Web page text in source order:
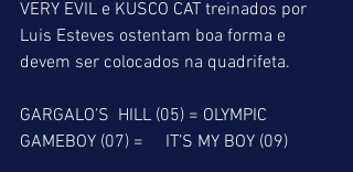
VERY EVIL e KUSCO CAT treinados por
Luis Esteves ostentam boa forma e
devem ser colocados na quadrifeta.
GARGALO’S  HILL (05) = OLYMPIC
GAMEBOY (07) =     IT’S MY BOY (09)